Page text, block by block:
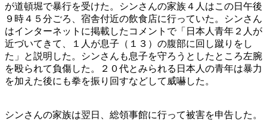
が道頓堀で暴行を受けた。シンさんの家族４人はこの日午後
９時４５分ごろ、宿舎付近の飲食店に行っていた。シンさん
はインターネットに掲載したコメントで「日本人青年２人が
近づいてきて、１人が息子（１３）の腹部に回し蹴りをし
た」と説明した。シンさんも息子を守ろうとしたところ左腕
を殴られて負傷した。２０代とみられる日本人の青年は暴力
を加えた後にも拳を振り回すなどして威嚇した。
シンさんの家族は翌日、総領事館に行って被害を申告した。